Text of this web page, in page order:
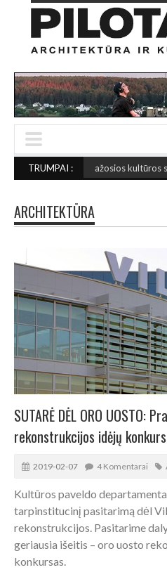
TRUMPAI :
mažosios kultūros sostinės (2026
ARCHITEKTŪRA
SUTARĖ DĖL ORO UOSTO:
rekonstrukcijos idėjų
2019-02-07 4 Komentarai
Kultūros paveldo
tarpinstitucinį pasitarimą dėl
rekonstrukcijos. Pasitarime
geriausia išeitis – oro uosto
konkursas.